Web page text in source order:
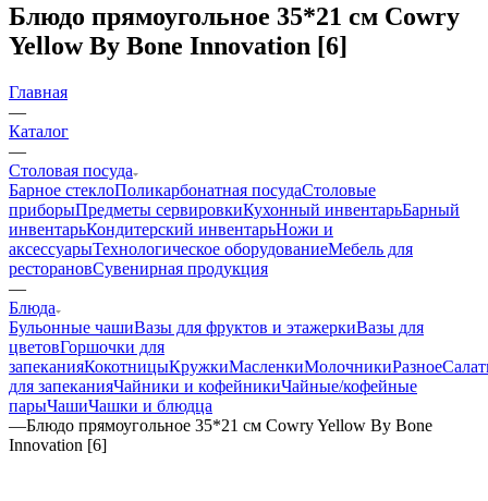
Блюдо прямоугольное 35*21 см Cowry
Yellow By Bone Innovation [6]
Главная
—
Каталог
—
Столовая посуда
Барное стеклоПоликарбонатная посудаСтоловые
приборыПредметы сервировкиКухонный инвентарьБарный
инвентарьКондитерский инвентарьНожи и
аксессуарыТехнологическое оборудованиеМебель для
ресторановСувенирная продукция
—
Блюда
Бульонные чашиВазы для фруктов и этажеркиВазы для
цветовГоршочки для
запеканияКокотницыКружкиМасленкиМолочникиРазное
для запеканияЧайники и кофейникиЧайные/кофейные
парыЧашиЧашки и блюдца
—Блюдо прямоугольное 35*21 см Cowry Yellow By Bone
Innovation [6]